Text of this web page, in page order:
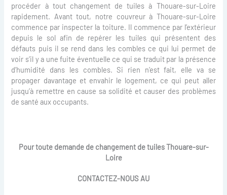
procéder à tout changement de tuiles à Thouare-sur-Loire
rapidement. Avant tout, notre couvreur à Thouare-sur-Loire
commence par inspecter la toiture. Il commence par l’extérieur
depuis le sol afin de repérer les tuiles qui présentent des
défauts puis il se rend dans les combles ce qui lui permet de
voir s’il y a une fuite éventuelle ce qui se traduit par la présence
d’humidité dans les combles. Si rien n’est fait, elle va se
propager davantage et envahir le logement, ce qui peut aller
jusqu’à remettre en cause sa solidité et causer des problèmes
de santé aux occupants.
Pour toute demande de changement de tuiles Thouare-sur-
Loire
CONTACTEZ-NOUS AU